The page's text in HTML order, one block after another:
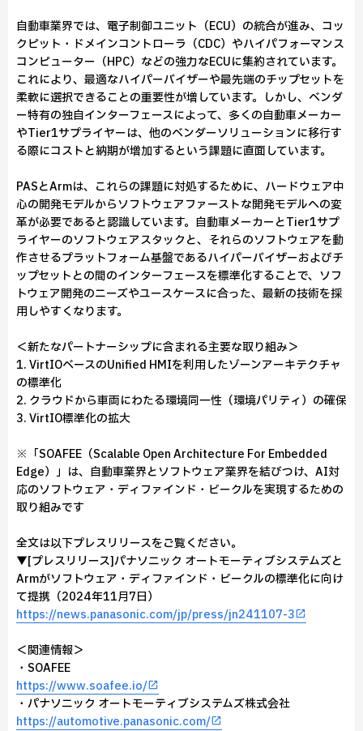
自動車業界では、電子制御ユニット（ECU）の統合が進み、コッ
クピット・ドメインコントローラ（CDC）やハイパフォーマンス
コンピューター（HPC）などの強力なECUに集約されています。
これにより、最適なハイパーバイザーや最先端のチップセットを
柔軟に選択できることの重要性が増しています。しかし、ベンダ
ー特有の独自インターフェースによって、多くの自動車メーカー
やTier1サプライヤーは、他のベンダーソリューションに移行す
る際にコストと納期が増加するという課題に直面しています。
PASとArmは、これらの課題に対処するために、ハードウェア中
心の開発モデルからソフトウェアファーストな開発モデルへの変
革が必要であると認識しています。自動車メーカーとTier1サプ
ライヤーのソフトウェアスタックと、それらのソフトウェアを動
作させるプラットフォーム基盤であるハイパーバイザーおよびチ
ップセットとの間のインターフェースを標準化することで、ソフ
トウェア開発のニーズやユースケースに合った、最新の技術を採
用しやすくなります。
＜新たなパートナーシップに含まれる主要な取り組み＞
1. VirtIOベースのUnified HMIを利用したゾーンアーキテクチャ
の標準化
2. クラウドから車両にわたる環境同一性（環境パリティ）の確保
3. VirtIO標準化の拡大
※「SOAFEE（Scalable Open Architecture For Embedded
Edge）」は、自動車業界とソフトウェア業界を結びつけ、AI対
応のソフトウェア・ディファインド・ビークルを実現するための
取り組みです
全文は以下プレスリリースをご覧ください。
▼[プレスリリース]パナソニック オートモーティブシステムズと
Armがソフトウェア・ディファインド・ビークルの標準化に向け
て提携（2024年11月7日）
https://news.panasonic.com/jp/press/jn241107-3
＜関連情報＞
・SOAFEE
https://www.soafee.io/
・パナソニック オートモーティブシステムズ株式会社
https://automotive.panasonic.com/